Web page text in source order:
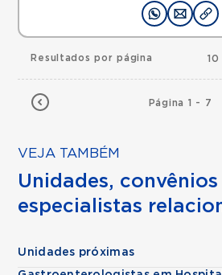
Página 1 - 7
Resultados por página 10
VEJA TAMBÉM
Unidades, convênios
especialistas
Unidades próximas